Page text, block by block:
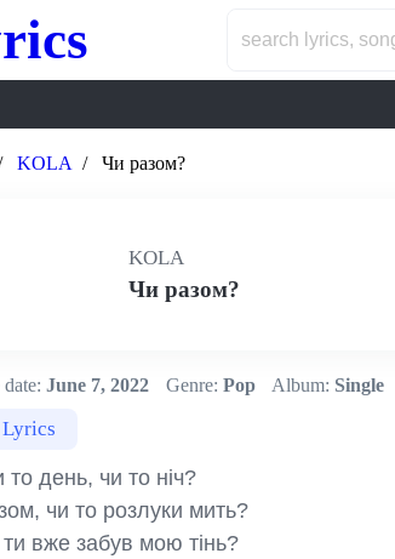
KOLA Чи разом?
KOLA
Чи разом?
date: June 7, 2022 Genre: Pop Album: Single
то день, чи то ніч?
чи то розлуки мить?
вже забув мою тінь?